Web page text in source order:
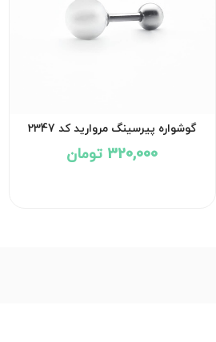
گوشواره پیرسینگ مروارید کد 2347
320,000 تومان